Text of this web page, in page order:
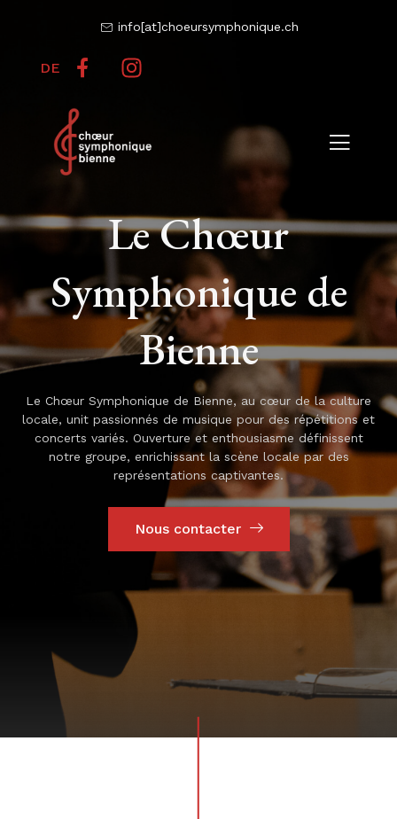
info[at]choeursymphonique.ch
DE
Le Chœur
Symphonique de
Bienne
Le Chœur Symphonique de Bienne, au cœur de la culture
locale, unit passionnés de musique pour des répétitions et
concerts variés. Ouverture et enthousiasme définissent
notre groupe, enrichissant la scène locale par des
représentations captivantes.
Nous contacter